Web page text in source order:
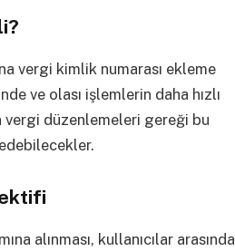
vergi kimlik numarası ekleme
ve olası işlemlerin daha hızlı
vergi düzenlemeleri gereği bu
alınması, kullanıcılar arasında